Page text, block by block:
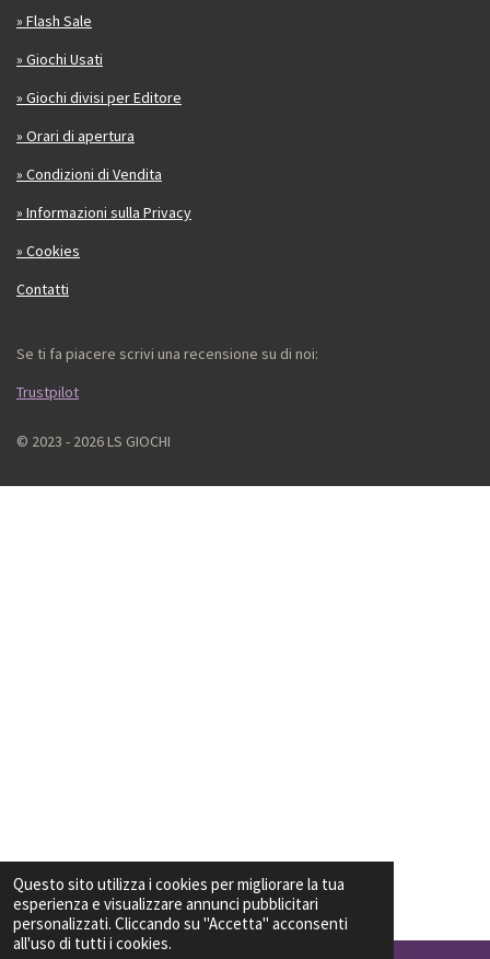
Questo sito utilizza i cookies per migliorare la tua
esperienza e visualizzare annunci pubblicitari
personalizzati. Cliccando su "Accetta" acconsenti
all'uso di tutti i cookies.
» Flash Sale
» Giochi Usati
» Giochi divisi per Editore
» Orari di apertura
» Condizioni di Vendita
» Informazioni sulla Privacy
» Cookies
Contatti
Se ti fa piacere scrivi una recensione su di noi:
Trustpilot
© 2023 - 2026 LS GIOCHI